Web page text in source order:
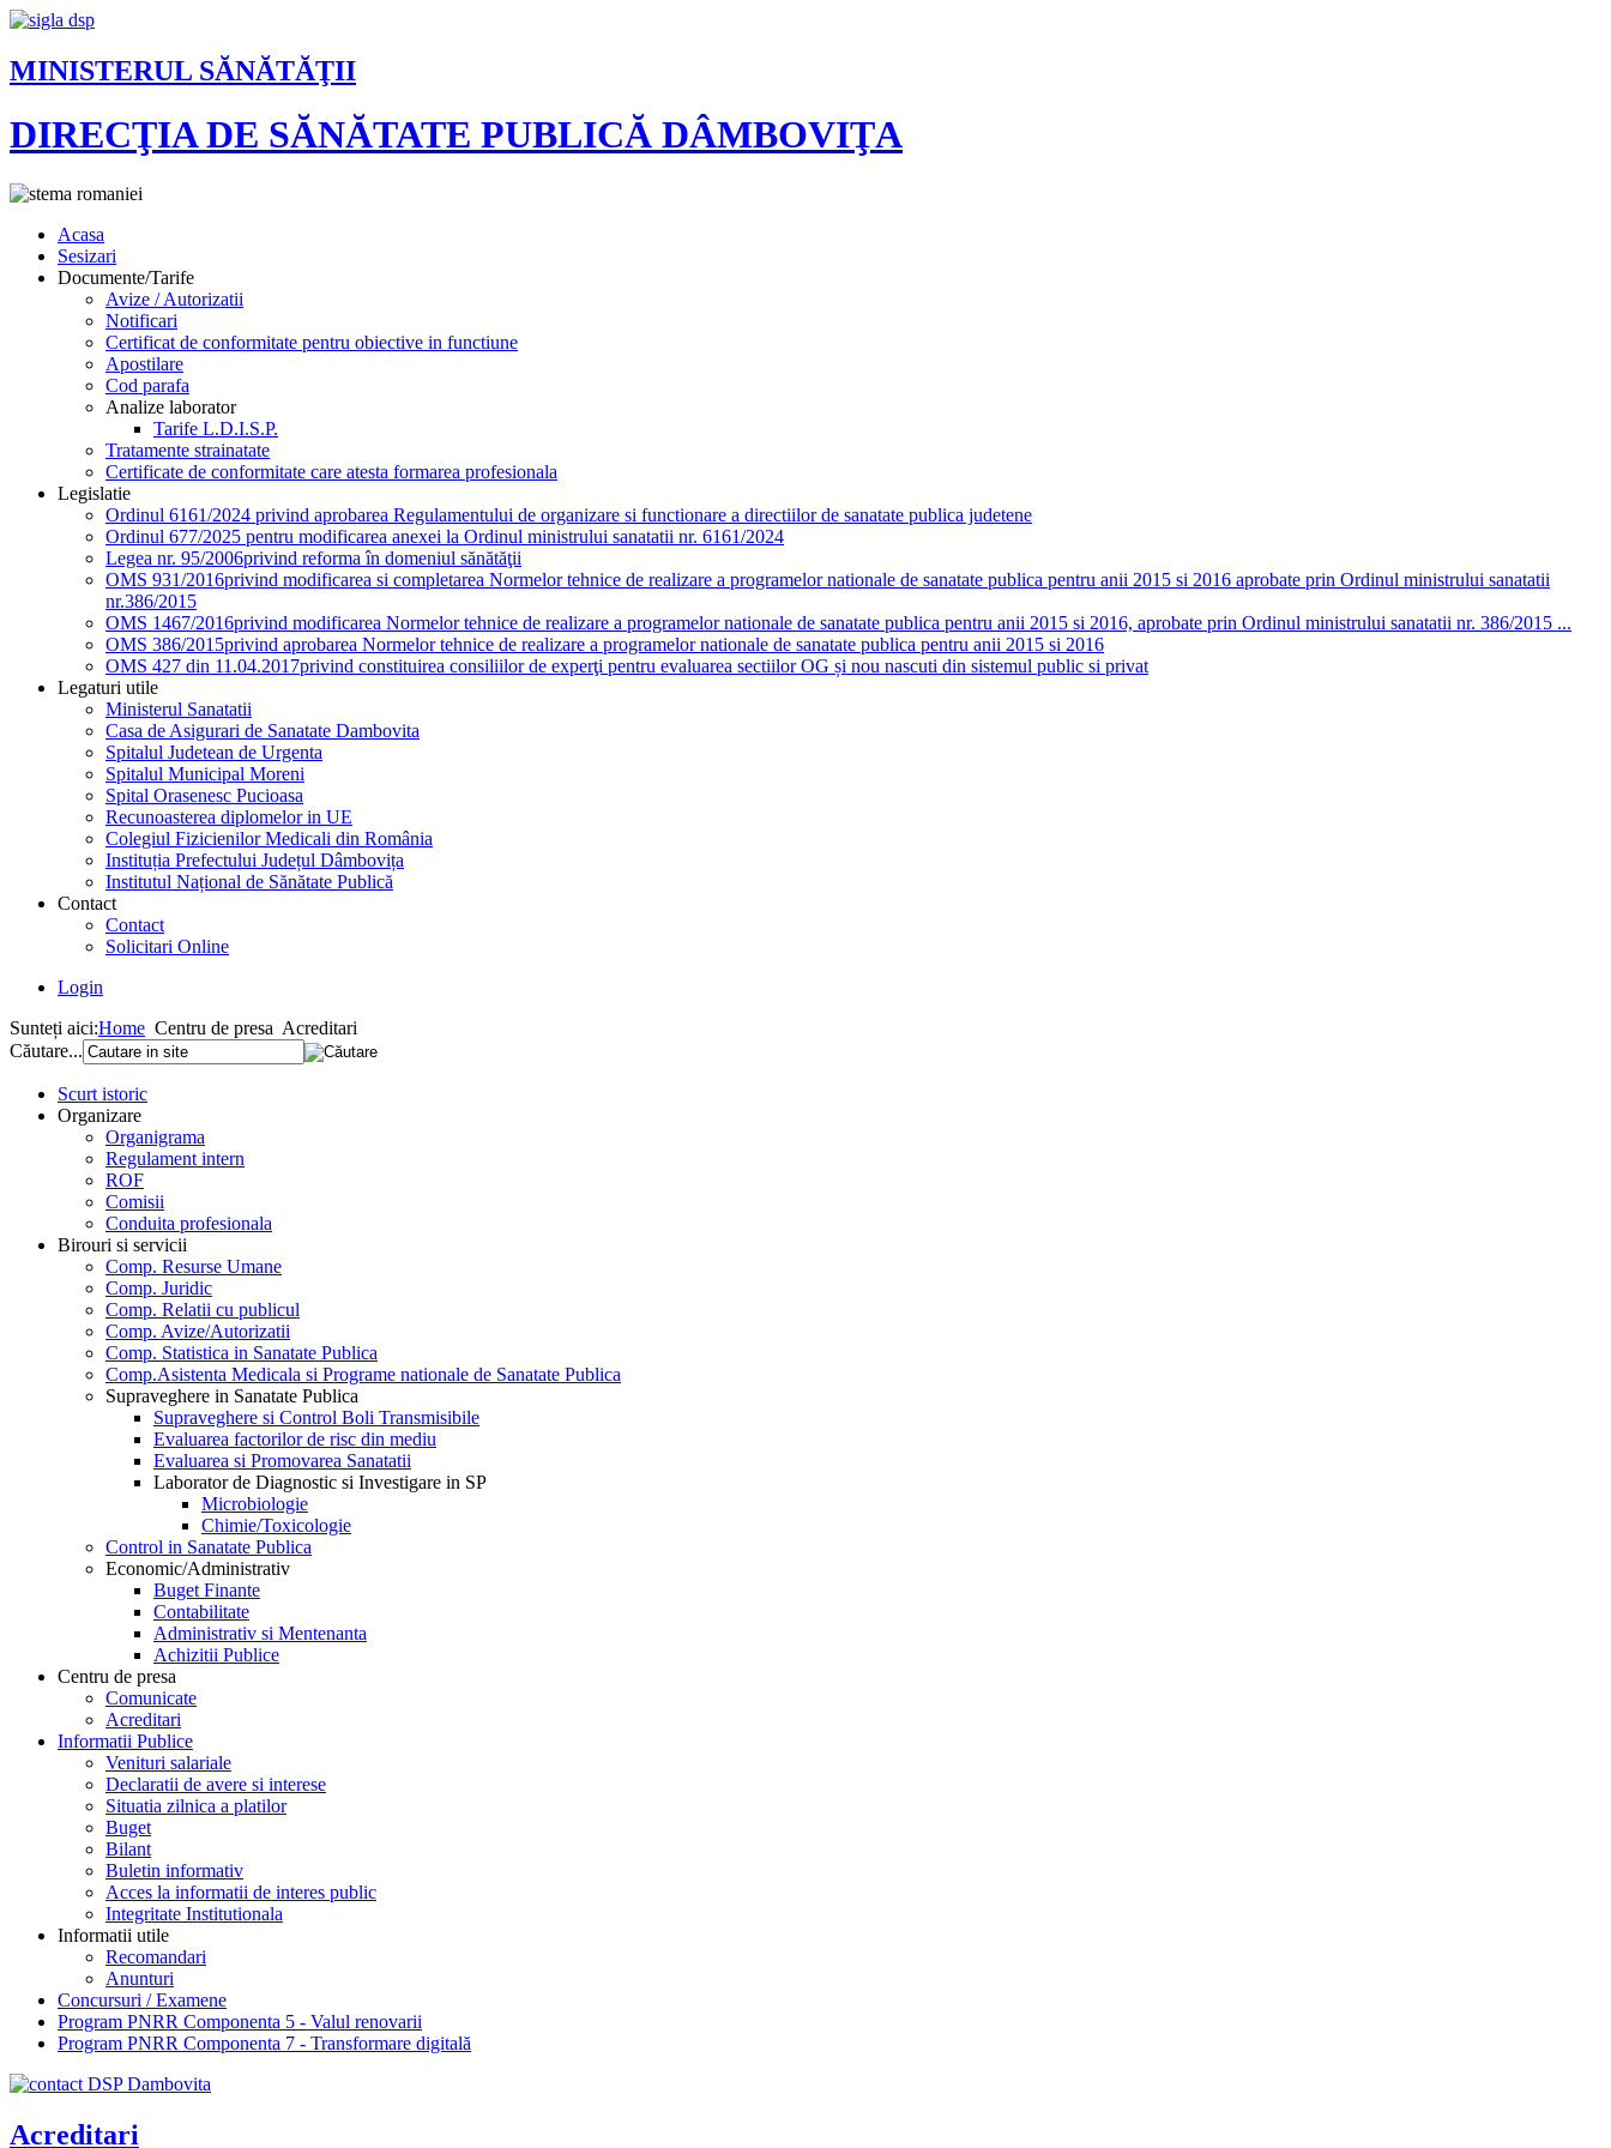
MINISTERUL SĂNĂTĂŢII
DIRECŢIA DE SĂNĂTATE PUBLICĂ DÂMBOVIŢA
Acasa
Sesizari
Documente/Tarife
Avize / Autorizatii
Notificari
Certificat de conformitate pentru obiective in functiune
Apostilare
Cod parafa
Analize laborator
Tarife L.D.I.S.P.
Tratamente strainatate
Certificate de conformitate care atesta formarea profesionala
Legislatie
Ordinul 6161/2024 privind aprobarea Regulamentului de organizare si functionare a directiilor de sanatate publica judetene
Ordinul 677/2025 pentru modificarea anexei la Ordinul ministrului sanatatii nr. 6161/2024
Legea nr. 95/2006privind reforma în domeniul sănătăţii
OMS 931/2016privind modificarea si completarea Normelor tehnice de realizare a programelor nationale de sanatate publica pentru anii 2015 si 2016 aprobate prin Ordinul ministrului sanatatii
nr.386/2015
OMS 1467/2016privind modificarea Normelor tehnice de realizare a programelor nationale de sanatate publica pentru anii 2015 si 2016, aprobate prin Ordinul ministrului sanatatii nr. 386/2015 ...
OMS 386/2015privind aprobarea Normelor tehnice de realizare a programelor nationale de sanatate publica pentru anii 2015 si 2016
OMS 427 din 11.04.2017privind constituirea consiliilor de experţi pentru evaluarea sectiilor OG și nou nascuti din sistemul public si privat
Legaturi utile
Ministerul Sanatatii
Casa de Asigurari de Sanatate Dambovita
Spitalul Judetean de Urgenta
Spitalul Municipal Moreni
Spital Orasenesc Pucioasa
Recunoasterea diplomelor in UE
Colegiul Fizicienilor Medicali din România
Instituția Prefectului Județul Dâmbovița
Institutul Național de Sănătate Publică
Contact
Contact
Solicitari Online
Login
Sunteți aici:Home Centru de presa Acreditari
Căutare...
Scurt istoric
Organizare
Organigrama
Regulament intern
ROF
Comisii
Conduita profesionala
Birouri si servicii
Comp. Resurse Umane
Comp. Juridic
Comp. Relatii cu publicul
Comp. Avize/Autorizatii
Comp. Statistica in Sanatate Publica
Comp.Asistenta Medicala si Programe nationale de Sanatate Publica
Supraveghere in Sanatate Publica
Supraveghere si Control Boli Transmisibile
Evaluarea factorilor de risc din mediu
Evaluarea si Promovarea Sanatatii
Laborator de Diagnostic si Investigare in SP
Microbiologie
Chimie/Toxicologie
Control in Sanatate Publica
Economic/Administrativ
Buget Finante
Contabilitate
Administrativ si Mentenanta
Achizitii Publice
Centru de presa
Comunicate
Acreditari
Informatii Publice
Venituri salariale
Declaratii de avere si interese
Situatia zilnica a platilor
Buget
Bilant
Buletin informativ
Acces la informatii de interes public
Integritate Institutionala
Informatii utile
Recomandari
Anunturi
Concursuri / Examene
Program PNRR Componenta 5 - Valul renovarii
Program PNRR Componenta 7 - Transformare digitală
Acreditari